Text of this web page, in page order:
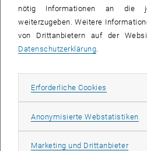
nötig Informationen an die
weiterzugeben. Weitere
von Drittanbietern auf der
Datenschutzerklärung
Erforderliche Cookies
Anonymisierte Webstatistiken
Marketing und Drittanbieter